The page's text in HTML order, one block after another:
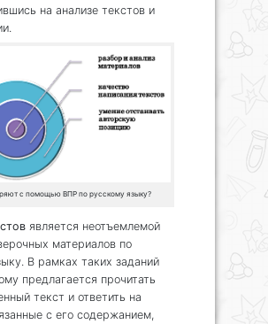
на анализе текстов и
с помощью ВПР по русскому языку?
является неотъемлемой
материалов по
В рамках таких заданий
предлагается прочитать
текст и ответить на
с его содержанием,